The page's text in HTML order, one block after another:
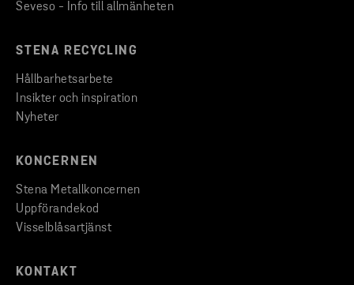
Seveso - Info till allmänheten
STENA RECYCLING
Hållbarhetsarbete
Insikter och inspiration
Nyheter
KONCERNEN
Stena Metallkoncernen
Uppförandekod
Visselblåsartjänst
KONTAKT